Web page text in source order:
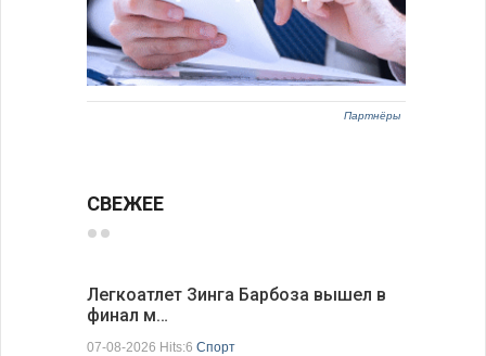
Партнёры
СВЕЖЕЕ
Легкоатлет Зинга Барбоза вышел в
финал м…
07-08-2026 Hits:6 Спорт